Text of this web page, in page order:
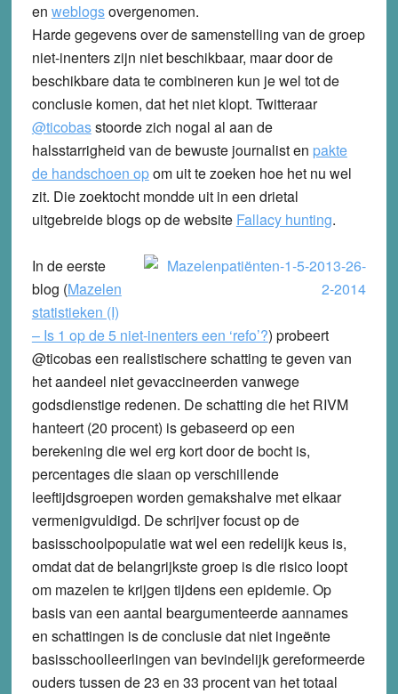
en weblogsovergenomen.
Harde gegevens over de samenstelling van de groep
niet-inenters zijn niet beschikbaar, maar door de
beschikbare data te combineren kun je wel tot de
conclusie komen, dat het niet klopt. Twitteraar
@ticobasstoorde zich nogal al aan de
halsstarrigheid van de bewuste journalist en pakte
de handschoen opom uit te zoeken hoe het nu wel
zit. Die zoektocht mondde uit in een drietal
uitgebreide blogs op de website Fallacy hunting.
In de eerste
blog (Mazelen
statistieken (I)
– Is 1 op de 5 niet-inenters een ‘refo’?) probeert
@ticobas een realistischere schatting te geven van
het aandeel niet gevaccineerden vanwege
godsdienstige redenen. De schatting die het RIVM
hanteert (20 procent) is gebaseerd op een
berekening die wel erg kort door de bocht is,
percentages die slaan op verschillende
leeftijdsgroepen worden gemakshalve met elkaar
vermenigvuldigd. De schrijver focust op de
basisschoolpopulatie wat wel een redelijk keus is,
omdat dat de belangrijkste groep is die risico loopt
om mazelen te krijgen tijdens een epidemie. Op
basis van een aantal beargumenteerde aannames
en schattingen is de conclusie dat niet ingeënte
basisschoolleerlingen van bevindelijk gereformeerde
ouders tussen de 23 en 33 procent van het totaal